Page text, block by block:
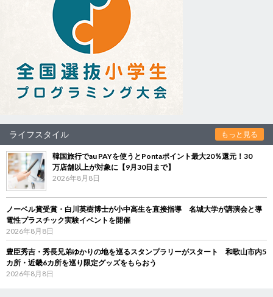
ライフスタイル もっと見る
韓国旅行でau PAYを使うとPontaポイント最大20％還元！30
万店舗以上が対象に【9月30日まで】
2026年8月8日
ノーベル賞受賞・白川英樹博士が小中高生を直接指導 名城大学が講演会と導
電性プラスチック実験イベントを開催
2026年8月8日
豊臣秀吉・秀長兄弟ゆかりの地を巡るスタンプラリーがスタート 和歌山市内5
カ所・近畿6カ所を巡り限定グッズをもらおう
2026年8月8日